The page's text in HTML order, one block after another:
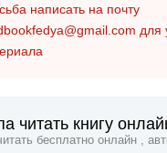
написать на почту
для
читать книгу
бесплатно онлайн ,